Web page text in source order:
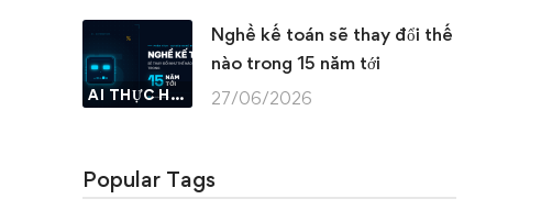
AI THỰC HÀNH
Nghề kế toán sẽ thay đổi thế
nào trong 15 năm tới
27/06/2026
Popular Tags